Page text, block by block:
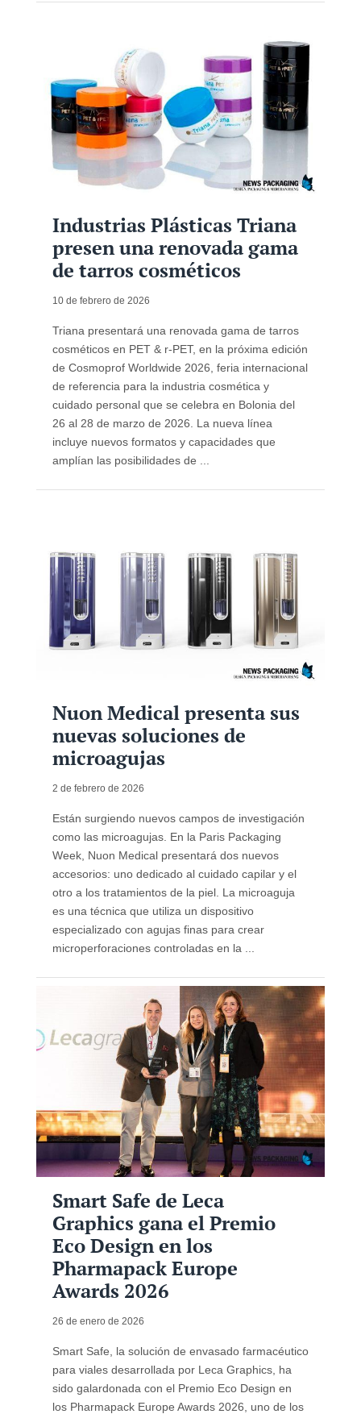
Industrias Plásticas Triana
presen una renovada gama
de tarros cosméticos
10 de febrero de 2026
Triana presentará una renovada gama de tarros
cosméticos en PET & r-PET, en la próxima edición
de Cosmoprof Worldwide 2026, feria internacional
de referencia para la industria cosmética y
cuidado personal que se celebra en Bolonia del
26 al 28 de marzo de 2026. La nueva línea
incluye nuevos formatos y capacidades que
amplían las posibilidades de ...
Nuon Medical presenta sus
nuevas soluciones de
microagujas
2 de febrero de 2026
Están surgiendo nuevos campos de investigación
como las microagujas. En la Paris Packaging
Week, Nuon Medical presentará dos nuevos
accesorios: uno dedicado al cuidado capilar y el
otro a los tratamientos de la piel. La microaguja
es una técnica que utiliza un dispositivo
especializado con agujas finas para crear
microperforaciones controladas en la ...
Smart Safe de Leca
Graphics gana el Premio
Eco Design en los
Pharmapack Europe
Awards 2026
26 de enero de 2026
Smart Safe, la solución de envasado farmacéutico
para viales desarrollada por Leca Graphics, ha
sido galardonada con el Premio Eco Design en
los Pharmapack Europe Awards 2026, uno de los